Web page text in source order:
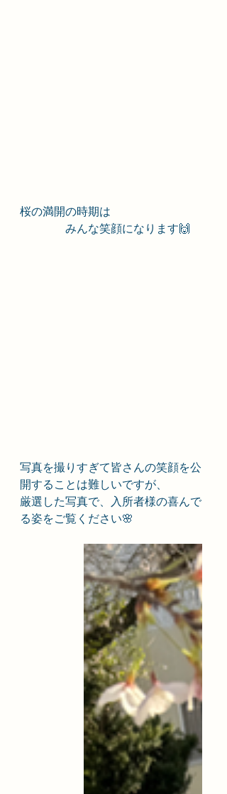
桜の満開の時期は
みんな笑顔になります🙌
写真を撮りすぎて皆さんの笑顔を公
開することは難しいですが、
厳選した写真で、入所者様の喜んで
る姿をご覧ください🌸